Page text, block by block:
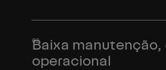
Baixa
operacional